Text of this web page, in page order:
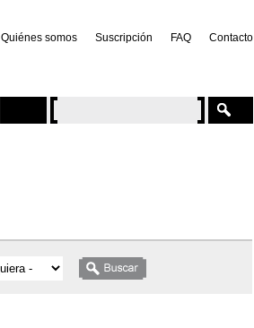
Quiénes somos Suscripción FAQ Contacto